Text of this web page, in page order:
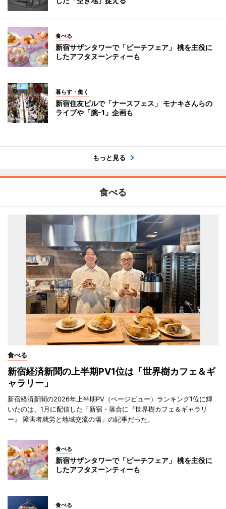
食べる
新宿サザンタワーで「ピーチフェア」 桃を主役に
したアフタヌーンティーも
暮らす・働く
新宿住友ビルで「ナースフェス」 モナキさんらの
ライブや「腕-1」企画も
もっと見る
食べる
食べる
新宿経済新聞の上半期PV1位は「世界樹カフェ＆ギ
ャラリー」
新宿経済新聞の2026年上半期PV（ページビュー）ランキング1位に輝
いたのは、1月に配信した「新宿・落合に『世界樹カフェ＆ギャラリ
ー』 障害者就労と地域交流の場」の記事だった。
食べる
新宿サザンタワーで「ピーチフェア」 桃を主役に
したアフタヌーンティーも
食べる